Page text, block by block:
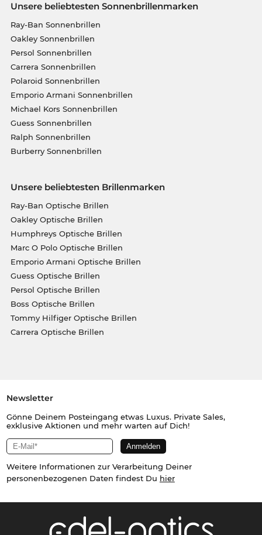
Unsere beliebtesten Sonnenbrillenmarken
Ray-Ban Sonnenbrillen
Oakley Sonnenbrillen
Persol Sonnenbrillen
Carrera Sonnenbrillen
Polaroid Sonnenbrillen
Emporio Armani Sonnenbrillen
Michael Kors Sonnenbrillen
Guess Sonnenbrillen
Ralph Sonnenbrillen
Burberry Sonnenbrillen
Unsere beliebtesten Brillenmarken
Ray-Ban Optische Brillen
Oakley Optische Brillen
Humphreys Optische Brillen
Marc O Polo Optische Brillen
Emporio Armani Optische Brillen
Guess Optische Brillen
Persol Optische Brillen
Boss Optische Brillen
Tommy Hilfiger Optische Brillen
Carrera Optische Brillen
Newsletter
Gönne Deinem Posteingang etwas Luxus. Private Sales,
exklusive Aktionen und mehr warten auf Dich!
Weitere Informationen zur Verarbeitung Deiner
personenbezogenen Daten findest Du hier